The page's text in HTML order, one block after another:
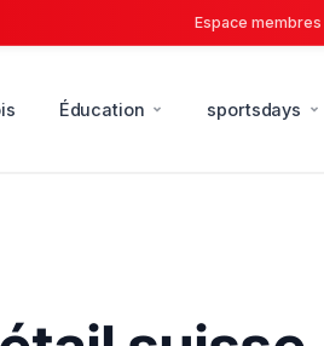
Espace membres
Éducation sportsdays